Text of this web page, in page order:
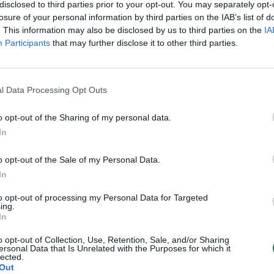
to third parties prior to your opt-out. You may separately
of your personal information by third parties on the IAB’s list of
This information may also be disclosed by us to third parties on the
Participants that may further disclose it to other third parties.
Data Processing Opt Outs
opt-out of the Sharing of my personal data.
opt-out of the Sale of my Personal Data.
opt-out of processing my Personal Data for Targeted
opt-out of Collection, Use, Retention, Sale, and/or Sharing
Data that Is Unrelated with the Purposes for which it
Psichologas pataria Žinios Psichologas pataria
ar pavydžios
Panaudoti fizinę jėgą prieš
vilniečius privertė